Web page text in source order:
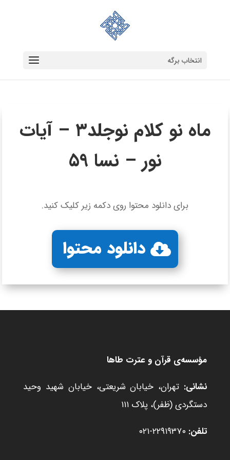
انتخاب برگه
ماه نو کلام نوجلد۳ – آیات
نور – نسا 59
برای دانلود محتوا روی دکمه زیر کلیک کنید.
دانلود محتوا
مؤسسه‌ی قرآن و عترت طاها
نشانی: تهران، خیابان شریعتی، خیابان شهید وحید
دستگردی (ظفر)، پلاک ۱۱۱
تلفن: